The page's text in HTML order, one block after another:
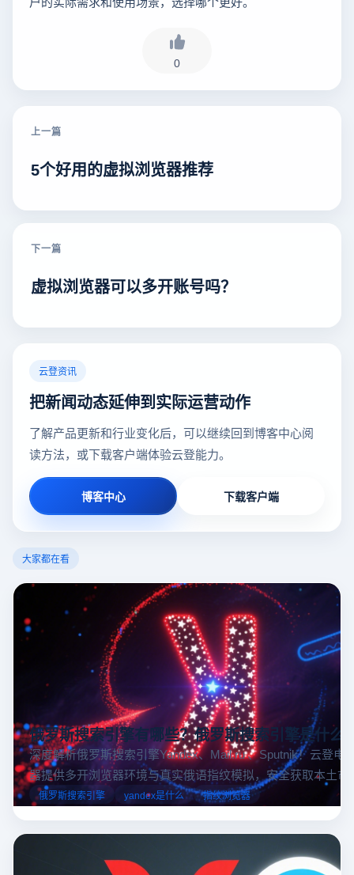
0
上一篇
5个好用的虚拟浏览器推荐
下一篇
虚拟浏览器可以多开账号吗？
云登资讯
把新闻动态延伸到实际运营动作
了解产品更新和行业变化后，可以继续回到博客中心阅
读方法，或下载客户端体验云登能力。
博客中心 下载客户端
大家都在看
俄罗斯搜索引擎有哪些？俄罗斯搜索引擎是什么
深度解析俄罗斯搜索引擎Yandex、Mail.ru 、Sputnik！云登电
器提供多开浏览器环境与真实俄语指纹模拟，安全获取本土市
据，助力跨境电商精准决策。
俄罗斯搜索引擎 yandex是什么 指纹浏览器